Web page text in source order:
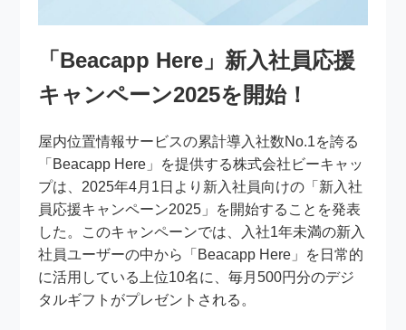
「Beacapp Here」新入社員応援
キャンペーン2025を開始！
屋内位置情報サービスの累計導入社数No.1を誇る
「Beacapp Here」を提供する株式会社ビーキャッ
プは、2025年4月1日より新入社員向けの「新入社
員応援キャンペーン2025」を開始することを発表
した。このキャンペーンでは、入社1年未満の新入
社員ユーザーの中から「Beacapp Here」を日常的
に活用している上位10名に、毎月500円分のデジ
タルギフトがプレゼントされる。